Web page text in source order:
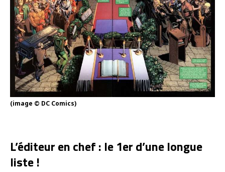
(image © DC Comics)
L’éditeur en chef : le 1er d’une longue
liste !